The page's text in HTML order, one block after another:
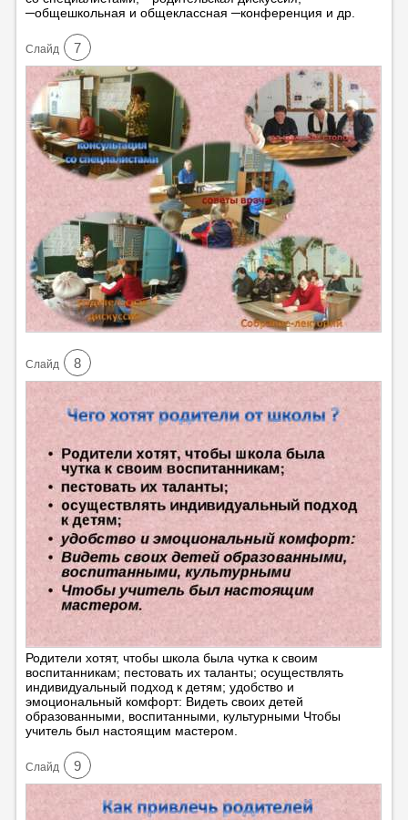
─общешкольная и общеклассная ─конференция и др.
Cлайд 7
Cлайд 8
Родители хотят, чтобы школа была чутка к своим
воспитанникам; пестовать их таланты; осуществлять
индивидуальный подход к детям; удобство и
эмоциональный комфорт: Видеть своих детей
образованными, воспитанными, культурными Чтобы
учитель был настоящим мастером.
Cлайд 9